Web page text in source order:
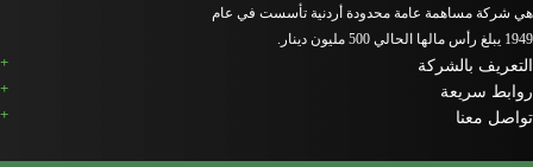
هي شركة مساهمة عامة محدودة أردنية تأسست في عام
1949 يبلغ رأس مالها الحالي 500 مليون دينار.
التعريف بالشركة
روابط سريعة
تواصل معنا